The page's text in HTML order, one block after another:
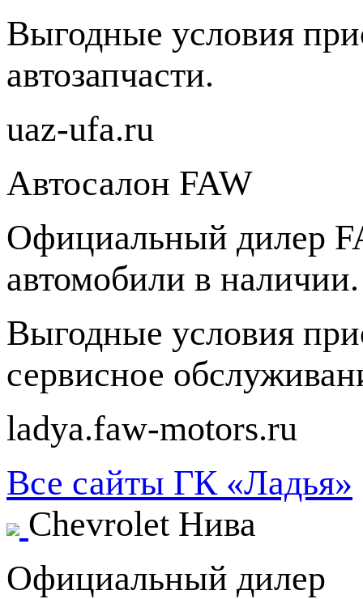
Выгодные условия
автозапчасти.
uaz-ufa.ru
Автосалон FAW
Официальный дилер
автомобили в наличии.
Выгодные условия
сервисное
ladya.faw-motors.ru
Все сайты ГК «Ладья»
Chevrolet Нива
Официальный дилер